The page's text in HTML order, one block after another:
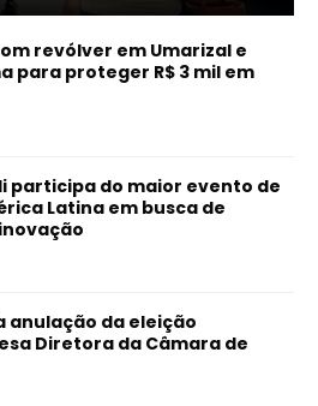
revólver em Umarizal e
para proteger R$ 3 mil em
participa do maior evento de
Latina em busca de
anulação da eleição
Diretora da Câmara de